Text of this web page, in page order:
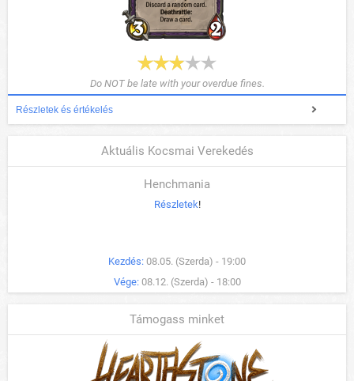
Do NOT be late with your overdue fines.
Részletek és értékelés
Aktuális Kocsmai Verekedés
Henchmania
Részletek!
Kezdés: 08.05. (Szerda) - 19:00
Vége: 08.12. (Szerda) - 18:00
Támogass minket